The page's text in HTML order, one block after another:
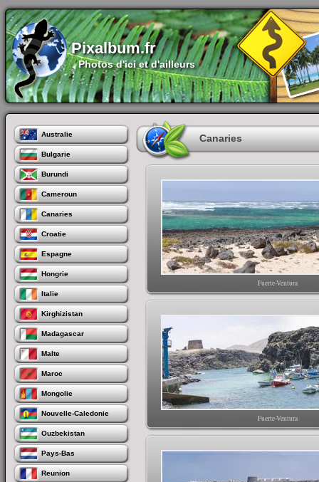
Pixalbum.fr
Photos d'ici et d'ailleurs
Australie
Bulgarie
Burundi
Cameroun
Canaries
Croatie
Espagne
Hongrie
Italie
Kirghizistan
Madagascar
Malte
Maroc
Mongolie
Nouvelle-Caledonie
Ouzbekistan
Pays-Bas
Reunion
Canaries
Fuerte-Ventura
Fuerte-Ventura